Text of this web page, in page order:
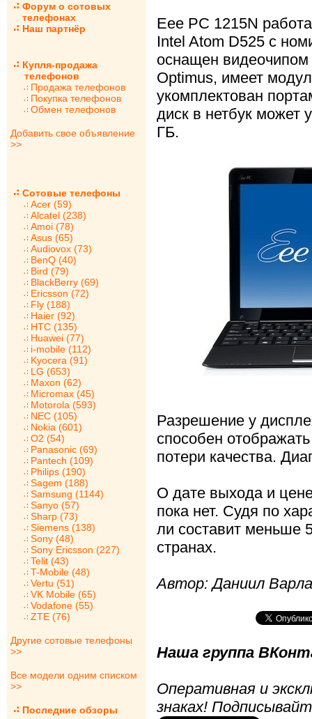
Форум о сотовых
телефонах
Наш партнёр
Купля-продажа
телефонов
Продажа телефонов
Покупка телефонов
Обмен телефонов
Добавить свое объявление
>>
Сотовые телефоны
Acer (59)
Alcatel (238)
Amoi (78)
Asus (65)
Audiovox (73)
BenQ (40)
Bird (79)
BlackBerry (69)
Ericsson (72)
Fly (188)
Haier (92)
HTC (135)
Huawei (77)
i-mobile (112)
Kyocera (91)
LG (653)
Maxon (62)
Micromax (45)
Motorola (593)
NEC (105)
Nokia (601)
O2 (54)
Panasonic (69)
Pantech (109)
Philips (190)
Sagem (188)
Samsung (1144)
Sanyo (57)
Sharp (73)
Siemens (138)
Sony (48)
Sony Ericsson (227)
Telit (43)
T-Mobile (48)
Vertu (51)
VK Mobile (65)
Vodafone (55)
ZTE (76)
Другие сотовые телефоны
>>
Все модели одним списком
>>
Последние обзоры
Eee PC 1215N
Intel Atom D525 с
оснащен видеочипом
Optimus, имеет
укомплектован
диск в нетбук может
ГБ.
Разрешение у
способен
потери качества.
О дате выхода и
пока нет. Судя по
ли составит меньше
странах.
Автор: Даниил
Наша группа
Оперативная и
знаках!